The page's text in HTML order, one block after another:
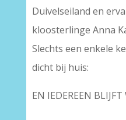
Duivelseiland en
kloosterlinge Anna
Slechts een enkele
dicht bij huis:
EN IEDEREEN BLIJFT